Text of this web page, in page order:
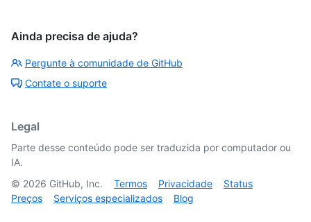
Ainda precisa de ajuda?
Pergunte à comunidade de GitHub
Contate o suporte
Legal
Parte desse conteúdo pode ser traduzida por computador ou
IA.
© 2026 GitHub, Inc. Termos Privacidade
Status
Preços
Serviços especializados Blog